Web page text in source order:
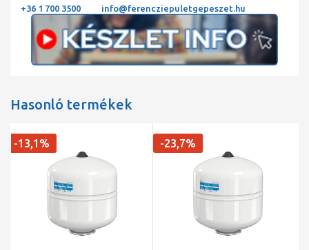
+36 1 700 3500 info@ferencziepuletgepeszet.hu
Hasonló termékek
-13,1% -23,7%